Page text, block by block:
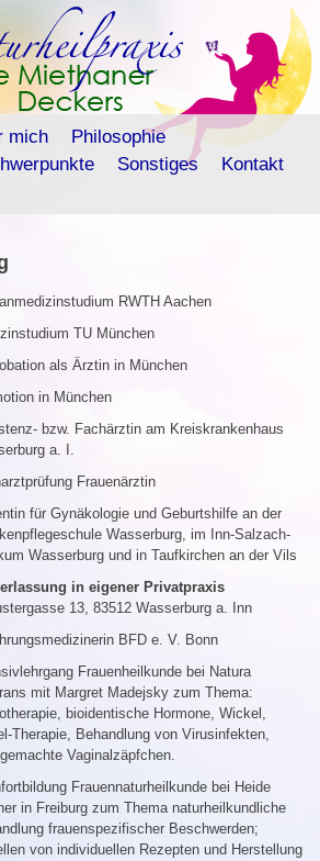
mich
Philosophie
Sonstiges
Kontakt
RWTH Aachen
TU München
als Ärztin in München
in München
bzw. Fachärztin am Kreiskrankenhaus
a. I.
Frauenärztin
für Gynäkologie und Geburtshilfe an der
Wasserburg, im Inn-Salzach-
Wasserburg und in Taufkirchen an der Vils
in eigener Privatpraxis
13, 83512 Wasserburg a. Inn
BFD e. V. Bonn
Frauenheilkunde bei Natura
mit Margret Madejsky zum Thema:
bioidentische Hormone, Wickel,
Therapie, Behandlung von Virusinfekten,
Vaginalzäpfchen.
Frauennaturheilkunde bei Heide
in Freiburg zum Thema naturheilkundliche
frauenspezifischer Beschwerden;
von individuellen Rezepten und Herstellung